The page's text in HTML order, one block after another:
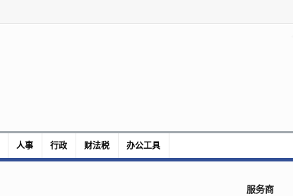
人事 行政 财法税 办公工具
服务商